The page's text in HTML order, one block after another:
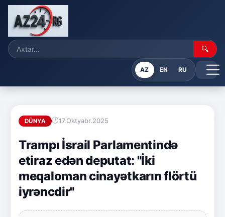
🔍
AZ EN RU
DÜNYA 17.Oktyabr.2025
Trampı İsrail Parlamentində
etiraz edən deputat: "İki
meqaloman cinayətkarın flörtü
iyrəncdir"